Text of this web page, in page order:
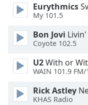
Area
Background
Color
Opacity
Eurythmics
My 101.5
Bon Jovi
Coyote 102.5
U2With or
WAIN 101.9 FM/
Rick Astley
KHAS Radio